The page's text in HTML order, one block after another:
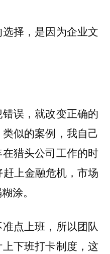
择，是因为企业文
误，就改变正确的
类似的案例，我自己
猎头公司工作的时
上金融危机，市场
涂。
点上班，所以团队
下班打卡制度，这